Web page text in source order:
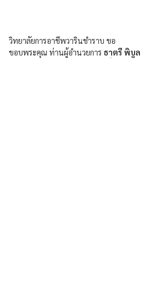
วิทยาลัยการอาชีพวารินชำราบ ขอ
ขอบพระคุณ ท่านผู้อำนวยการ ธาตรี พิบูล